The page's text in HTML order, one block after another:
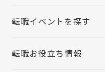
転職イベントを探す
転職お役立ち情報